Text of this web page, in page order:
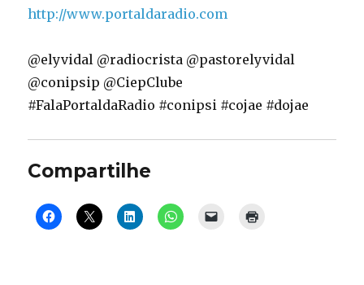
http://www.portaldaradio.com
@elyvidal @radiocrista @pastorelyvidal
@conipsip @CiepClube
#FalaPortaldaRadio #conipsi #cojae #dojae
Compartilhe